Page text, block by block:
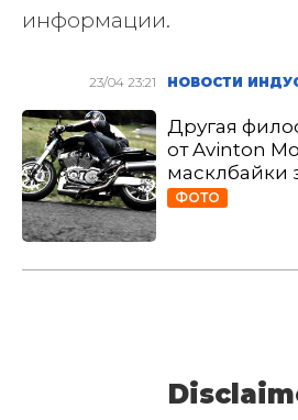
информации.
23/04 23:21 НОВОСТИ
Другая
от Avinton
масклбайки
ФОТО